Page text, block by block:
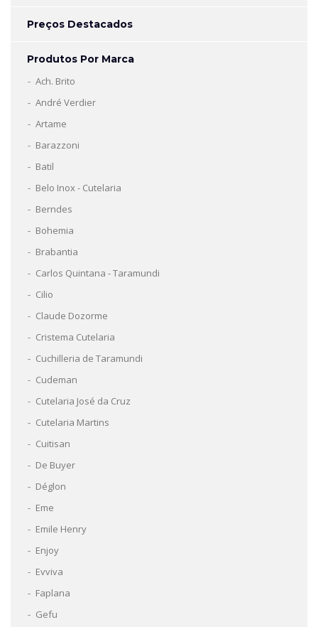
Preços Destacados
Produtos Por Marca
Ach. Brito
André Verdier
Artame
Barazzoni
Batil
Belo Inox - Cutelaria
Berndes
Bohemia
Brabantia
Carlos Quintana - Taramundi
Cilio
Claude Dozorme
Cristema Cutelaria
Cuchilleria de Taramundi
Cudeman
Cutelaria José da Cruz
Cutelaria Martins
Cuitisan
De Buyer
Déglon
Eme
Emile Henry
Enjoy
Evviva
Faplana
Gefu